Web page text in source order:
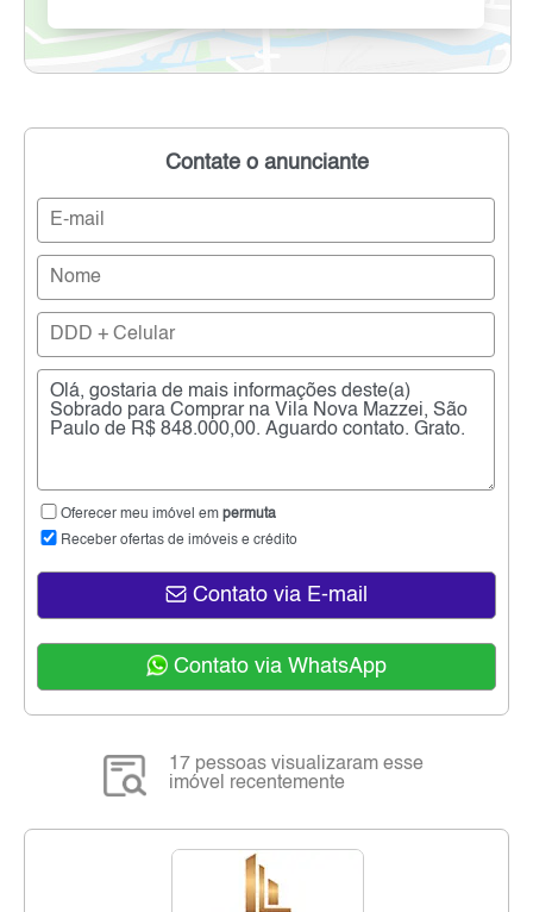
Contate o anunciante
Oferecer meu imóvel em permuta
Receber ofertas de imóveis e crédito
Contato via E-mail
Contato via WhatsApp
17 pessoas visualizaram esse
imóvel recentemente